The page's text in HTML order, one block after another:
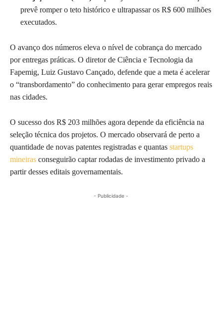
prevê romper o teto histórico e ultrapassar os R$ 600 milhões
executados.
O avanço dos números eleva o nível de cobrança do mercado
por entregas práticas. O diretor de Ciência e Tecnologia da
Fapemig, Luiz Gustavo Cançado, defende que a meta é acelerar
o “transbordamento” do conhecimento para gerar empregos reais
nas cidades.
O sucesso dos R$ 203 milhões agora depende da eficiência na
seleção técnica dos projetos. O mercado observará de perto a
quantidade de novas patentes registradas e quantas startups
mineiras conseguirão captar rodadas de investimento privado a
partir desses editais governamentais.
- Publicidade -